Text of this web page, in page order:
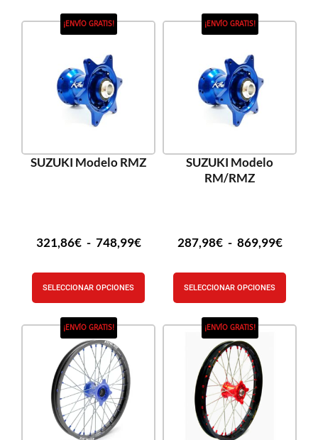
¡ENVÍO GRATIS!
SUZUKI Modelo RMZ
321,86€ - 748,99€
SELECCIONAR OPCIONES
¡ENVÍO GRATIS!
SUZUKI Modelo
RM/RMZ
287,98€ - 869,99€
SELECCIONAR OPCIONES
¡ENVÍO GRATIS! ¡ENVÍO GRATIS!